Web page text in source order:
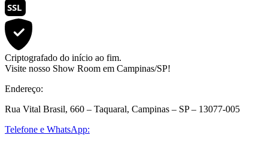
SSL
Criptografado do início ao fim.
Visite nosso Show Room em Campinas/SP!
Endereço:
Rua Vital Brasil, 660 – Taquaral, Campinas – SP – 13077-005
Telefone e WhatsApp: